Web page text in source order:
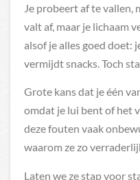
Je probeert af te vallen,
valt af, maar je lichaam
alsof je alles goed doet:
vermijdt snacks. Toch
Grote kans dat je één
omdat je lui bent of het
deze fouten vaak
waarom ze zo
Laten we ze stap voor